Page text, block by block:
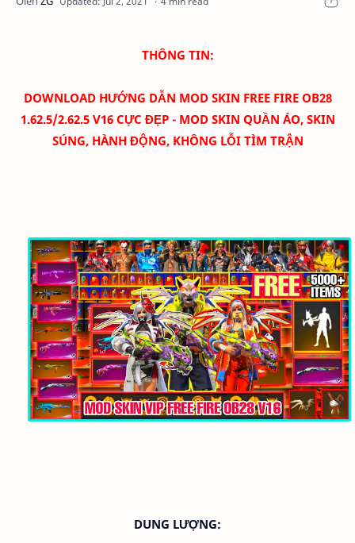
THÔNG TIN:
DOWNLOAD HƯỚNG DẪN MOD SKIN FREE FIRE OB28
1.62.5/2.62.5 V16 CỰC ĐẸP - MOD SKIN QUẦN ÁO, SKIN
SÚNG, HÀNH ĐỘNG, KHÔNG LỖI TÌM TRẬN
DUNG LƯỢNG: